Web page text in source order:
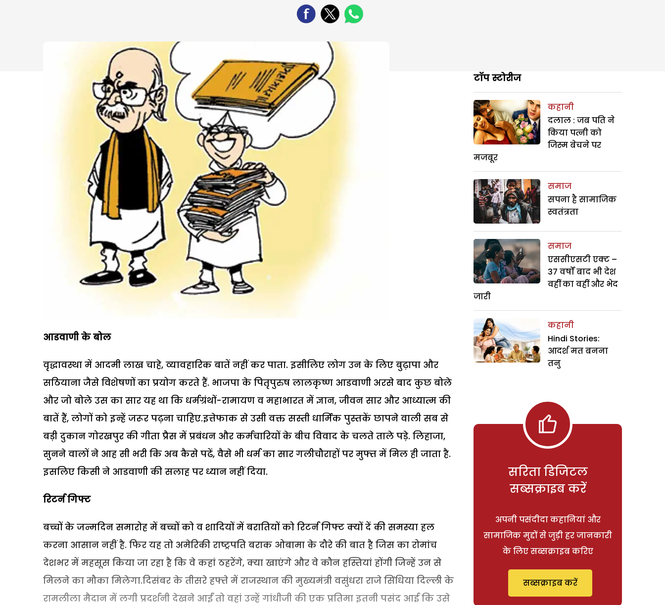
आडवाणी के बोल
वृद्धावस्था में आदमी लाख चाहे, व्यावहारिक बातें नहीं कर पाता. इसीलिए लोग उन के लिए बुढ़ापा और
सठियाना जैसे विशेषणों का प्रयोग करते हैं. भाजपा के पितृपुरुष लालकृष्ण आडवाणी अरसे बाद कुछ बोले
और जो बोले उस का सार यह था कि धर्मग्रंथों-रामायण व महाभारत में ज्ञान, जीवन सार और आध्यात्म की
बातें हैं, लोगों को इन्हें जरूर पढ़ना चाहिए.इत्तेफाक से उसी वक्त सस्ती धार्मिक पुस्तकें छापने वाली सब से
बड़ी दुकान गोरखपुर की गीता प्रैस में प्रबंधन और कर्मचारियों के बीच विवाद के चलते ताले पड़े. लिहाजा,
सुनने वालों ने आह सी भरी कि अब कैसे पढें, वैसे भी धर्म का सार गलीचौराहों पर मुफ्त में मिल ही जाता है.
इसलिए किसी ने आडवाणी की सलाह पर ध्यान नहीं दिया.
रिटर्न गिफ्ट
बच्चों के जन्मदिन समारोह में बच्चों को व शादियों में बरातियों को रिटर्न गिफ्ट क्यों दें की समस्या हल
करना आसान नहीं है. फिर यह तो अमेरिकी राष्ट्रपति बराक ओबामा के दौरे की बात है जिस का रोमांच
देशभर में महसूस किया जा रहा है कि वे कहां ठहरेंगे, क्या खाएंगे और वे कौन हस्तियां होंगी जिन्हें उन से
मिलने का मौका मिलेगा.दिसंबर के तीसरे हफ्ते में राजस्थान की मुख्यमंत्री वसुंधरा राजे सिंधिया दिल्ली के
रामलीला मैदान में लगी प्रदर्शनी देखने आईं तो वहां उन्हें गांधीजी की एक प्रतिमा इतनी पसंद आई कि उसे
टॉप स्टोरीज
कहानी
दलाल : जब पति ने
किया पत्नी को
जिस्म बेचने पर
मजबूर
समाज
सपना है सामाजिक
स्वतंत्रता
समाज
एससीएसटी एक्ट –
37 वर्षों बाद भी देश
वहीं का वहीं और भेद
जारी
कहानी
Hindi Stories:
आदर्श मत बनना
तनु
सरिता डिजिटल
सब्सक्राइब करें
अपनी पसंदीदा कहानियां और
सामाजिक मुद्दों से जुड़ी हर जानकारी
के लिए सब्सक्राइब करिए
सब्सक्राइब करें